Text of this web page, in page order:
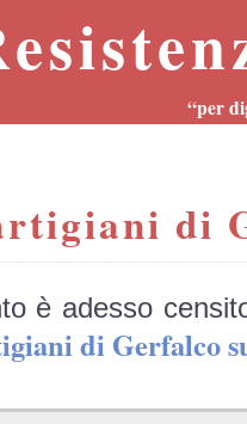
“per
di
è adesso
di Gerfalco